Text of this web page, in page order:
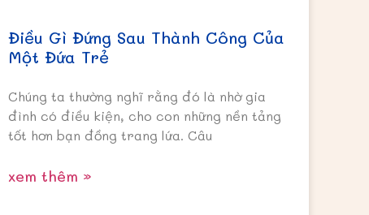
Điều Gì Đứng Sau Thành Công Của
Một Đứa Trẻ
Chúng ta thường nghĩ rằng đó là nhờ gia
đình có điều kiện, cho con những nền tảng
tốt hơn bạn đồng trang lứa. Câu
xem thêm »